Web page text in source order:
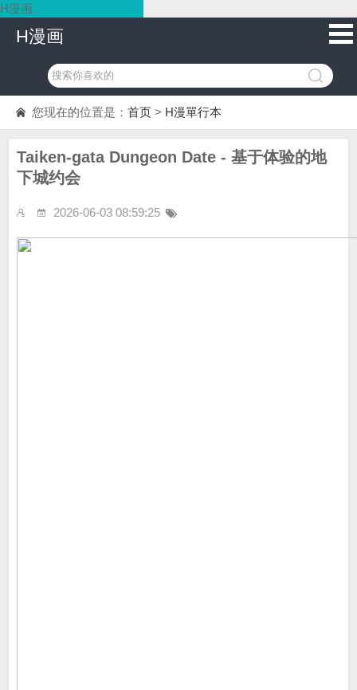
H漫画
H漫画
您现在的位置是： 首页 > H漫單行本
Taiken-gata Dungeon Date - 基于体验的地
下城约会
2026-06-03 08:59:25